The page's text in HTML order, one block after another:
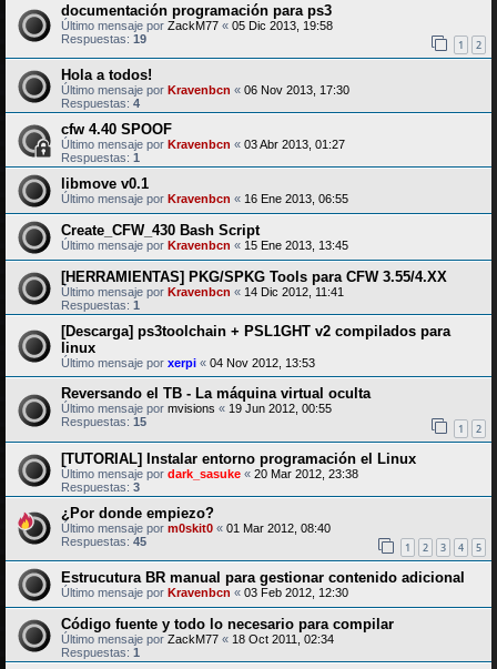
documentación programación para ps3
Último mensaje por ZackM77 « 05 Dic 2013, 19:58
Respuestas: 19 1 2
Hola a todos!
Último mensaje por Kravenbcn « 06 Nov 2013, 17:30
Respuestas: 4
cfw 4.40 SPOOF
Último mensaje por Kravenbcn « 03 Abr 2013, 01:27
Respuestas: 1
libmove v0.1
Último mensaje por Kravenbcn « 16 Ene 2013, 06:55
Create_CFW_430 Bash Script
Último mensaje por Kravenbcn « 15 Ene 2013, 13:45
[HERRAMIENTAS] PKG/SPKG Tools para CFW 3.55/4.XX
Último mensaje por Kravenbcn « 14 Dic 2012, 11:41
Respuestas: 1
[Descarga] ps3toolchain + PSL1GHT v2 compilados para
linux
Último mensaje por xerpi « 04 Nov 2012, 13:53
Reversando el TB - La máquina virtual oculta
Último mensaje por mvisions « 19 Jun 2012, 00:55
Respuestas: 15 1 2
[TUTORIAL] Instalar entorno programación el Linux
Último mensaje por dark_sasuke « 20 Mar 2012, 23:38
Respuestas: 3
¿Por donde empiezo?
Último mensaje por m0skit0 « 01 Mar 2012, 08:40
Respuestas: 45 1 2 3 4 5
Estrucutura BR manual para gestionar contenido adicional
Último mensaje por Kravenbcn « 03 Feb 2012, 12:30
Código fuente y todo lo necesario para compilar
Último mensaje por ZackM77 « 18 Oct 2011, 02:34
Respuestas: 1